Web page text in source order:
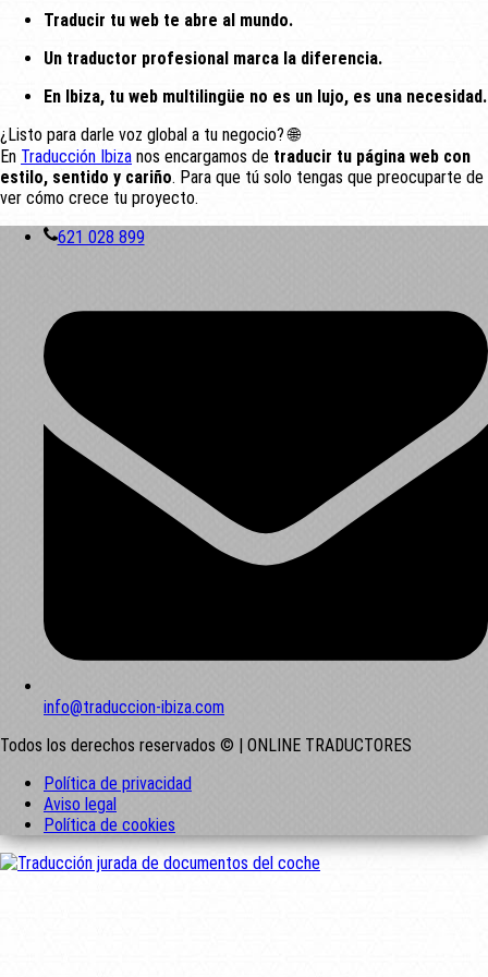
Traducir tu web te abre al mundo.
Un traductor profesional marca la diferencia.
En Ibiza, tu web multilingüe no es un lujo, es una necesidad.
¿Listo para darle voz global a tu negocio? 🌐
En Traducción Ibiza nos encargamos de traducir tu página web con
estilo, sentido y cariño. Para que tú solo tengas que preocuparte de
ver cómo crece tu proyecto.
621 028 899
info@traduccion-ibiza.com
Todos los derechos reservados © | ONLINE TRADUCTORES
Política de privacidad
Aviso legal
Política de cookies